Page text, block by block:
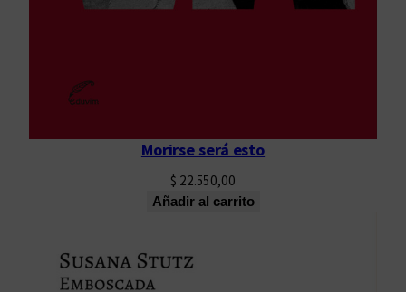
Morirse será esto
$ 22.550,00
Añadir al carrito